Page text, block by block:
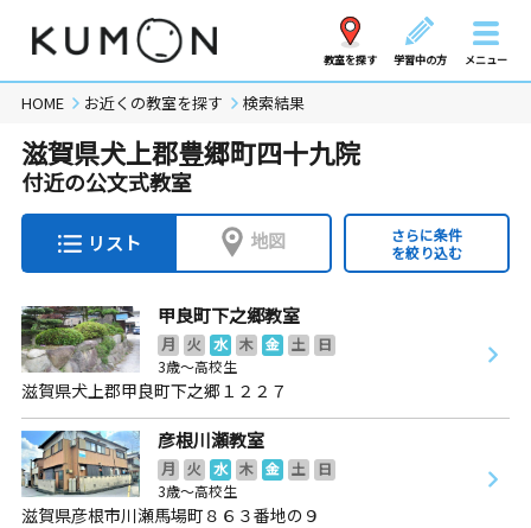
教室を探す 学習中の方 メニュー
HOME お近くの教室を探す 検索結果
滋賀県犬上郡豊郷町四十九院
付近の公文式教室
リスト 地図
さらに条件
を絞り込む
甲良町下之郷教室
月 火 水 木 金 土
日
3歳～高校生
滋賀県犬上郡甲良町下之郷１２２７
彦根川瀬教室
月 火 水 木 金 土
日
3歳～高校生
滋賀県彦根市川瀬馬場町８６３番地の９